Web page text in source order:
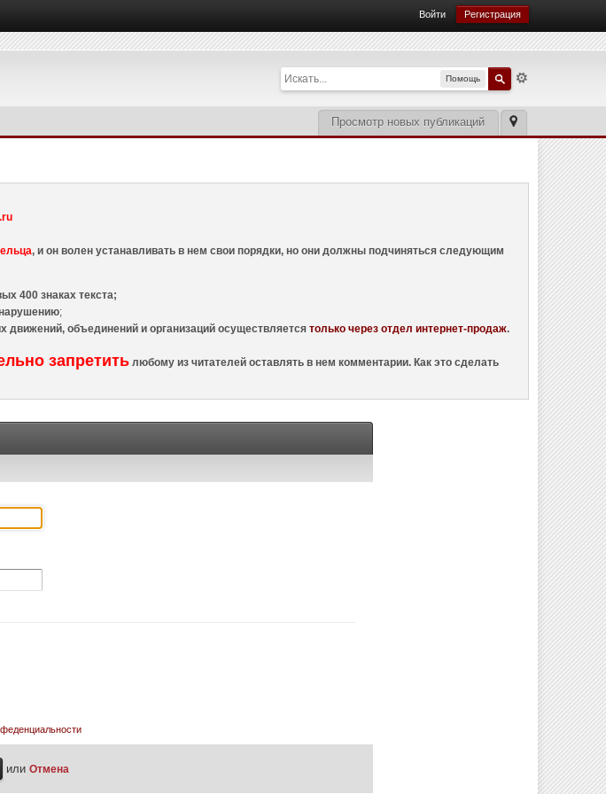
Войти Регистрация
Помощь
Просмотр новых публикаций
, и он волен устанавливать в нем свои порядки, но они должны подчиняться следующим
400 знаках текста;
;
движений, объединений и организаций осуществляетсятолько через отдел интернет-продаж.
запретить любому из читателей оставлять в нем комментарии. Как это сделать
илиОтмена